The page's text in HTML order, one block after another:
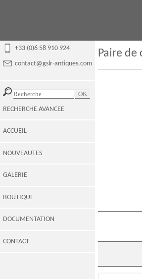
+33 (0)6 58 910 924
contact@gslr-antiques.com
RECHERCHE AVANCEE
ACCUEIL
NOUVEAUTES
GALERIE
BOUTIQUE
DOCUMENTATION
CONTACT
Paire de